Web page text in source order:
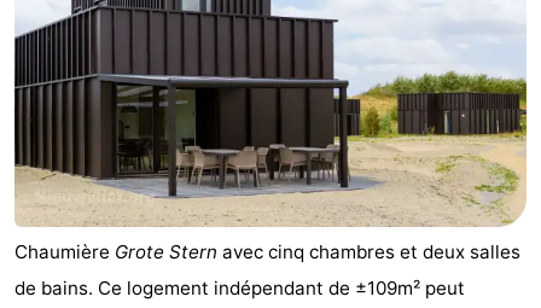
Chaumière Grote Stern avec cinq chambres et deux salles
de bains. Ce logement indépendant de ±109m² peut